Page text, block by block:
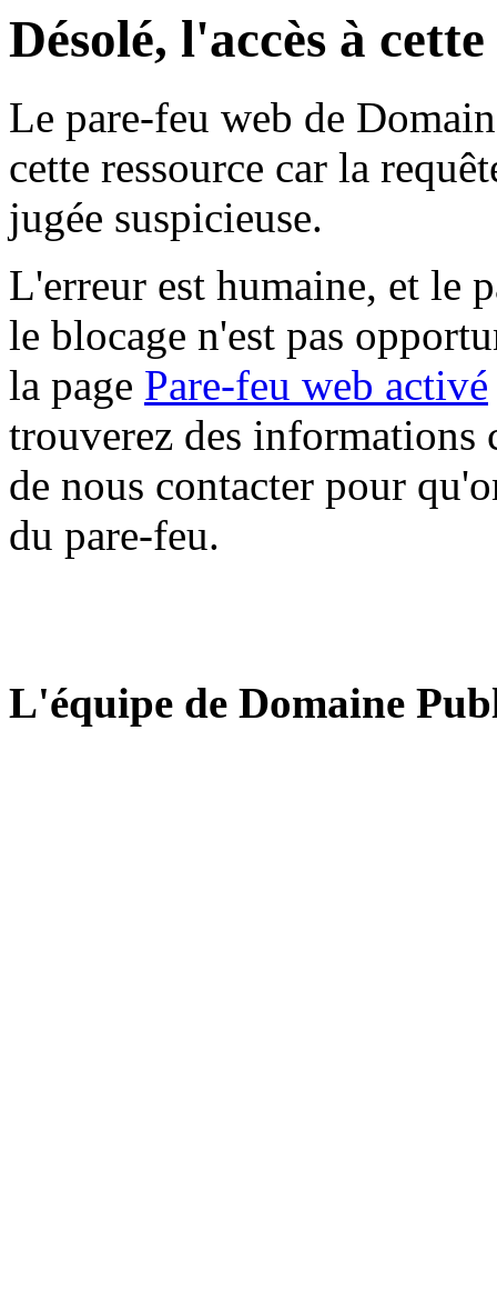
Désolé, l'accès à
Le pare-feu web de
cette ressource car la
jugée suspicieuse.
L'erreur est humaine, et le
le blocage n'est pas
la page Pare-feu web activé
trouverez des informations
de nous contacter pour
du pare-feu.
L'équipe de Domaine